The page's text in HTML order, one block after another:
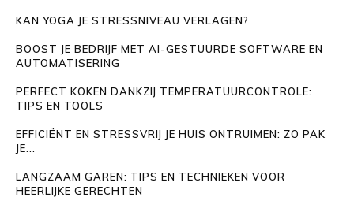
KAN YOGA JE STRESSNIVEAU VERLAGEN?
BOOST JE BEDRIJF MET AI-GESTUURDE SOFTWARE EN
AUTOMATISERING
PERFECT KOKEN DANKZIJ TEMPERATUURCONTROLE:
TIPS EN TOOLS
EFFICIËNT EN STRESSVRIJ JE HUIS ONTRUIMEN: ZO PAK
JE...
LANGZAAM GAREN: TIPS EN TECHNIEKEN VOOR
HEERLIJKE GERECHTEN